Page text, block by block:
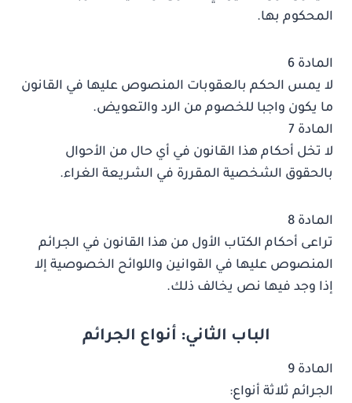
المحكوم بها.
المادة 6
لا يمس الحكم بالعقوبات المنصوص عليها في القانون
ما يكون واجبا للخصوم من الرد والتعويض.
المادة 7
لا تخل أحكام هذا القانون في أي حال من الأحوال
بالحقوق الشخصية المقررة في الشريعة الغراء.
المادة 8
تراعى أحكام الكتاب الأول من هذا القانون في الجرائم
المنصوص عليها في القوانين واللوائح الخصوصية إلا
إذا وجد فيها نص يخالف ذلك.
الباب الثاني: أنواع الجرائم
المادة 9
الجرائم ثلاثة أنواع: